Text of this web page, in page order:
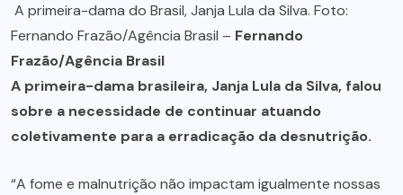
A primeira-dama do Brasil, Janja Lula da Silva. Foto:
Fernando Frazão/Agência Brasil – Fernando
Frazão/Agência Brasil
A primeira-dama brasileira, Janja Lula da Silva, falou
sobre a necessidade de continuar atuando
coletivamente para a erradicação da desnutrição.
“A fome e malnutrição não impactam igualmente nossas